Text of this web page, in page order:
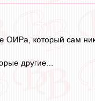
ОИРа, который сам
другие...